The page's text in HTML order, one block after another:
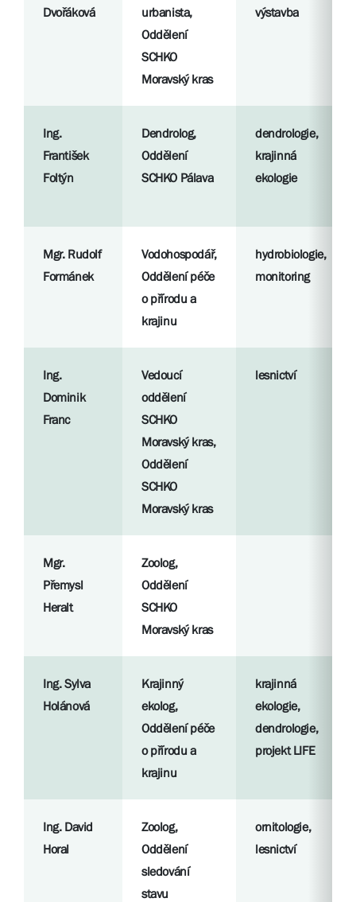
Dvořáková
urbanista,
Oddělení
SCHKO
Moravský kras
výstavba
Ing.
František
Foltýn
Dendrolog,
Oddělení
SCHKO Pálava
dendrologie,
krajinná
ekologie
Mgr. Rudolf
Formánek
Vodohospodář,
Oddělení péče
o přírodu a
krajinu
hydrobiologie,
monitoring
Ing.
Dominik
Franc
Vedoucí
oddělení
SCHKO
Moravský kras,
Oddělení
SCHKO
Moravský kras
lesnictví
Mgr.
Přemysl
Heralt
Zoolog,
Oddělení
SCHKO
Moravský kras
Ing. Sylva
Holánová
Krajinný
ekolog,
Oddělení péče
o přírodu a
krajinu
krajinná
ekologie,
dendrologie,
projekt LIFE
Ing. David
Horal
Zoolog,
Oddělení
sledování
stavu
ornitologie,
lesnictví